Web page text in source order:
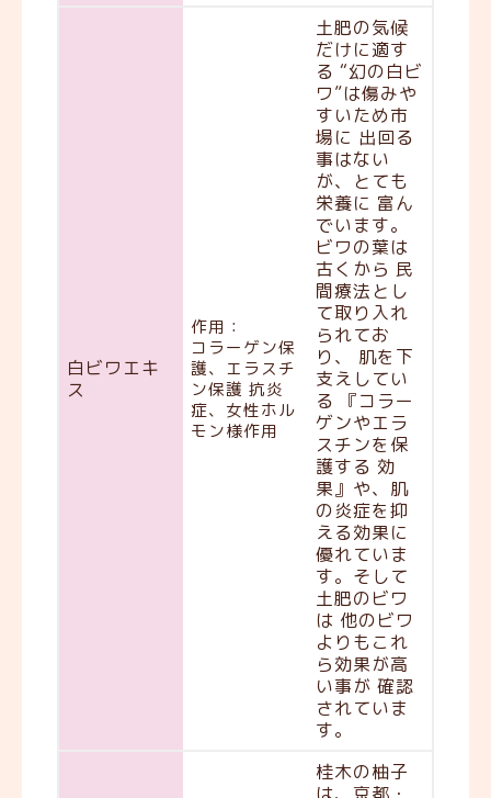
白ビワエキ
ス
作用：
コラーゲン保
護、エラスチ
ン保護 抗炎
症、女性ホル
モン様作用
土肥の気候
だけに適す
る “幻の白ビ
ワ”は傷みや
すいため市
場に 出回る
事はない
が、とても
栄養に 富ん
でいます。
ビワの葉は
古くから 民
間療法とし
て取り入れ
られてお
り、 肌を下
支えしてい
る 『コラー
ゲンやエラ
スチンを保
護する 効
果』や、肌
の炎症を抑
える効果に
優れていま
す。そして
土肥のビワ
は 他のビワ
よりもこれ
ら効果が高
い事が 確認
されていま
す。
桂木の柚子